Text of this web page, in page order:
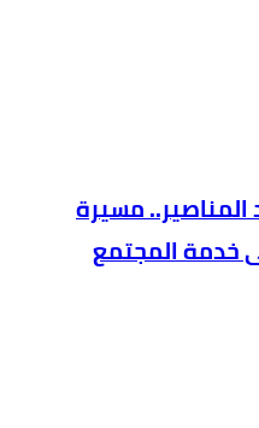
المناصير.. مسيرة
خدمة المجتمع